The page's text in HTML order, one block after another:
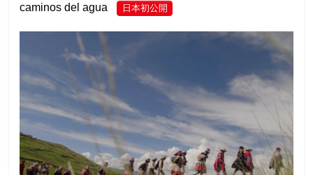
caminos del agua 日本初公開